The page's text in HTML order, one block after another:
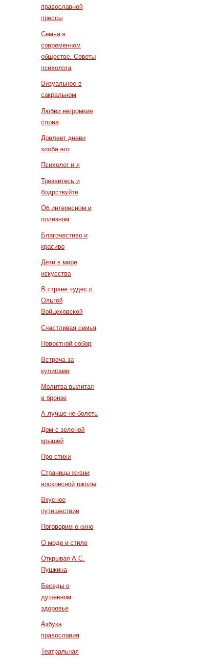
православной
прессы
Семья в
современном
обществе. Советы
психолога
Визуальное в
сакральном
Любви негромкие
слова
Довлеет дневи
злоба его
Психолог и я
Трезвитесь и
бодрствуйте
Об интересном и
полезном
Благочестиво и
красиво
Дети в мире
искусства
В стране чудес с
Ольгой
Войцеховской
Счастливая семья
Новостной собор
Встреча за
кулисами
Молитва вылитая
в бронзе
А лучше не болеть
Дом с зеленой
крышей
Про стихи
Страницы жизни
воскресной школы
Вкусное
путешествие
Поговорим о кино
О моде и стиле
Открывая А.С.
Пушкина
Беседы о
душевном
здоровье
Азбука
православия
Театральная